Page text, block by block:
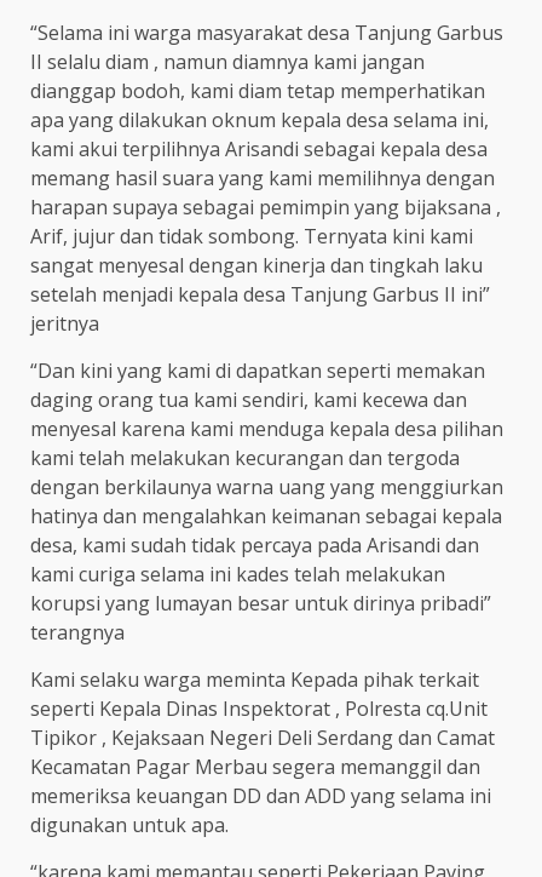
“Selama ini warga masyarakat desa Tanjung Garbus
II selalu diam , namun diamnya kami jangan
dianggap bodoh, kami diam tetap memperhatikan
apa yang dilakukan oknum kepala desa selama ini,
kami akui terpilihnya Arisandi sebagai kepala desa
memang hasil suara yang kami memilihnya dengan
harapan supaya sebagai pemimpin yang bijaksana ,
Arif, jujur dan tidak sombong. Ternyata kini kami
sangat menyesal dengan kinerja dan tingkah laku
setelah menjadi kepala desa Tanjung Garbus II ini”
jeritnya
“Dan kini yang kami di dapatkan seperti memakan
daging orang tua kami sendiri, kami kecewa dan
menyesal karena kami menduga kepala desa pilihan
kami telah melakukan kecurangan dan tergoda
dengan berkilaunya warna uang yang menggiurkan
hatinya dan mengalahkan keimanan sebagai kepala
desa, kami sudah tidak percaya pada Arisandi dan
kami curiga selama ini kades telah melakukan
korupsi yang lumayan besar untuk dirinya pribadi”
terangnya
Kami selaku warga meminta Kepada pihak terkait
seperti Kepala Dinas Inspektorat , Polresta cq.Unit
Tipikor , Kejaksaan Negeri Deli Serdang dan Camat
Kecamatan Pagar Merbau segera memanggil dan
memeriksa keuangan DD dan ADD yang selama ini
digunakan untuk apa.
“karena kami memantau seperti Pekerjaan Paving